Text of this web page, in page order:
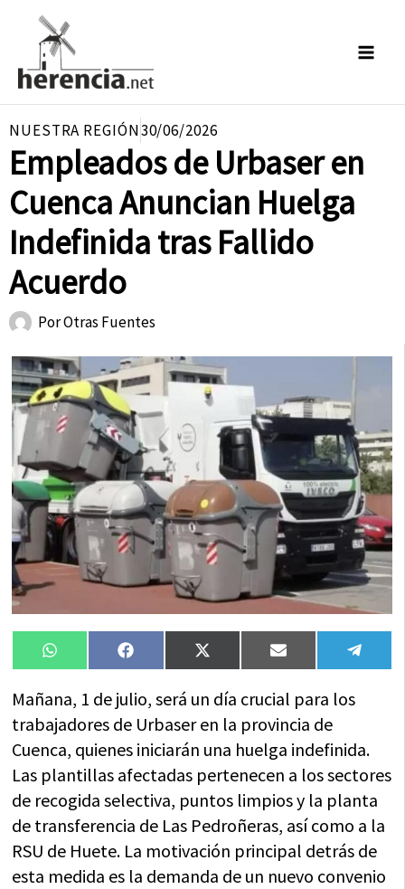
contenido
NUESTRA REGIÓN30/06/2026
Empleados de Urbaser en
Cuenca Anuncian Huelga
Indefinida tras Fallido
Acuerdo
PorOtras Fuentes
Compartir
en
WhatsAppCompartir
en
FacebookCompartir
en
X
(Twitter)
Compartir
en
Email
en
Mañana, 1 de julio, será un día crucial para los
trabajadores de Urbaser en la provincia de
Cuenca, quienes iniciarán una huelga indefinida.
Las plantillas afectadas pertenecen a los sectores
de recogida selectiva, puntos limpios y la planta
de transferencia de Las Pedroñeras, así como a la
RSU de Huete. La motivación principal detrás de
esta medida es la demanda de un nuevo convenio